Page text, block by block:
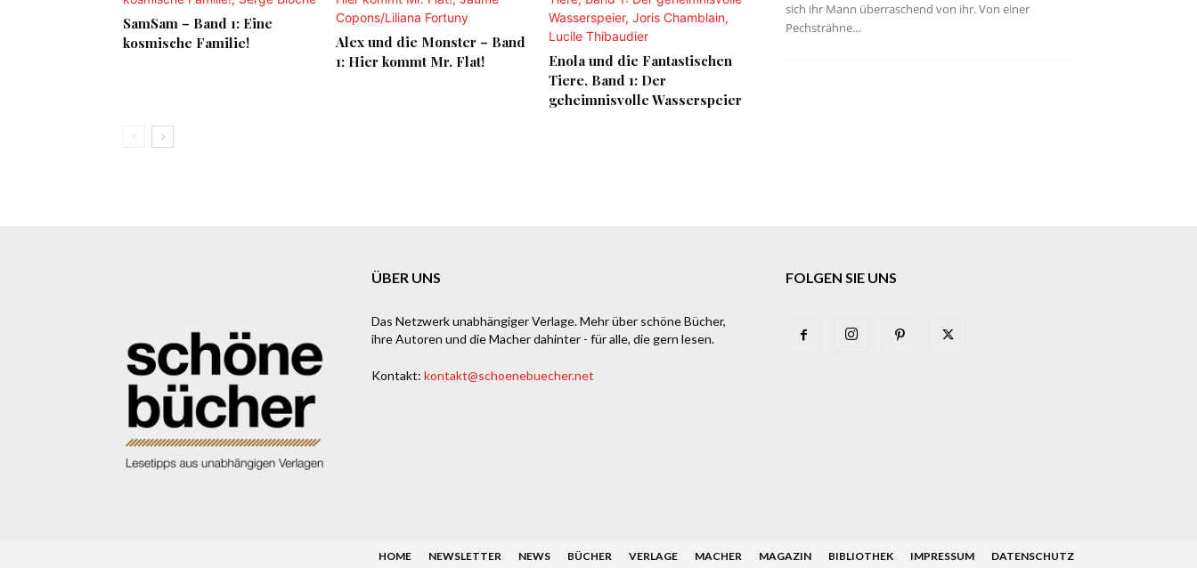
SamSam – Band 1: Eine
kosmische Familie!
Alex und die Monster – Band
1: Hier kommt Mr. Flat!
Enola und die Fantastischen
Tiere, Band 1: Der
geheimnisvolle Wasserspeier
sich ihr Mann überraschend von ihr. Von einer
Pechsträhne...
ÜBER UNS
Das Netzwerk unabhängiger Verlage. Mehr über schöne Bücher,
ihre Autoren und die Macher dahinter - für alle, die gern lesen.
Kontakt: kontakt@schoenebuecher.net
FOLGEN SIE UNS
HOME NEWSLETTER NEWS BÜCHER VERLAGE MACHER MAGAZIN BIBLIOTHEK IMPRESSUM DATENSCHUTZ